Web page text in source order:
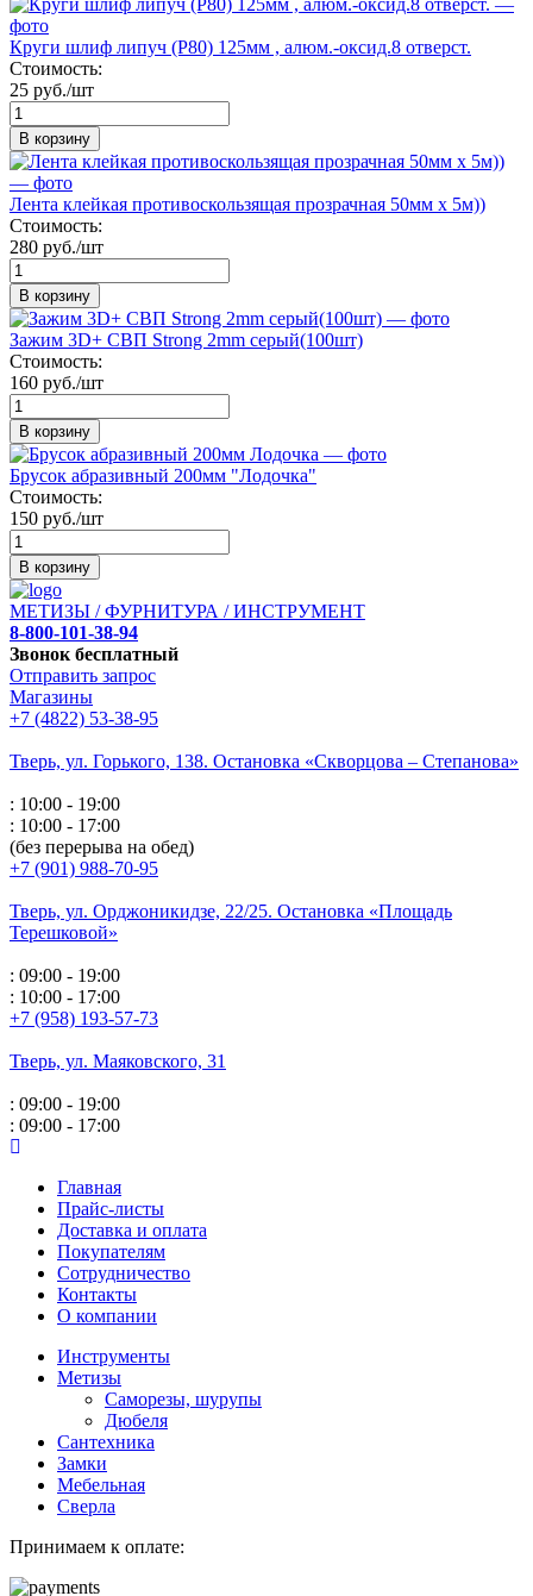
Круги шлиф липуч (Р80) 125мм , алюм.-оксид.8 отверст.
Стоимость:
25 руб./шт
В корзину
Лента клейкая противоскользящая прозрачная 50мм х 5м))
Стоимость:
280 руб./шт
В корзину
Зажим 3D+ СВП Strong 2mm серый(100шт)
Стоимость:
160 руб./шт
В корзину
Брусок абразивный 200мм "Лодочка"
Стоимость:
150 руб./шт
В корзину
МЕТИЗЫ / ФУРНИТУРА / ИНСТРУМЕНТ
8-800-101-38-94
Звонок бесплатный
Отправить запрос
Магазины
+7 (4822) 53-38-95
Тверь, ул. Горького, 138. Остановка «Скворцова – Степанова»
: 10:00 - 19:00
: 10:00 - 17:00
(без перерыва на обед)
+7 (901) 988-70-95
Тверь, ул. Орджоникидзе, 22/25. Остановка «Площадь
Терешковой»
: 09:00 - 19:00
: 10:00 - 17:00
+7 (958) 193-57-73
Тверь, ул. Маяковского, 31
: 09:00 - 19:00
: 09:00 - 17:00
Главная
Прайс-листы
Доставка и оплата
Покупателям
Сотрудничество
Контакты
О компании
Инструменты
Метизы
Саморезы, шурупы
Дюбеля
Сантехника
Замки
Мебельная
Сверла
Принимаем к оплате: